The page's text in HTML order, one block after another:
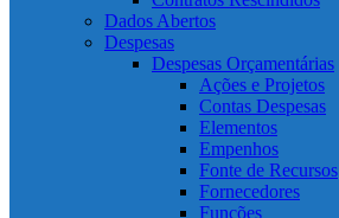
Dados Abertos
Despesas
Despesas Orçamentárias
Ações e Projetos
Contas Despesas
Elementos
Empenhos
Fonte de Recursos
Fornecedores
Funções